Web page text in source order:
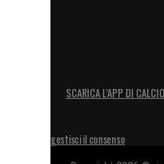
SCARICA L’APP DI
gestisci il consenso